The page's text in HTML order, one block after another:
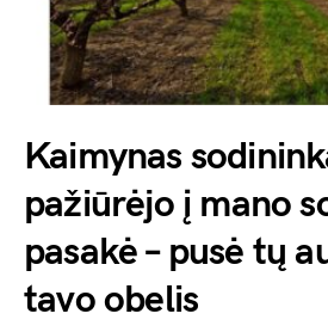
Kaimynas
pažiūrėjo į mano
pasakė – pusė tų
tavo obelis